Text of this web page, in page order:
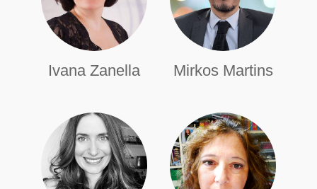
Ivana Zanella Mirkos Martins